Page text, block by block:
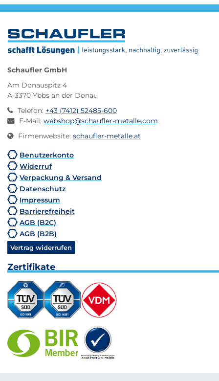
Werden diese Maße überschritten, erfolgt der Versand
automatisch per Spedition, wodurch höhere
Schaufler GmbH
Am Donauspitz 4
A-3370 Ybbs an der Donau
Telefon: +43 (7412) 52485-600
E-Mail: webshop@schaufler-metalle.com
Firmenwebsite: schaufler-metalle.at
Benutzerkonto
Widerruf
Verpackung & Versand
Datenschutz
Impressum
Barrierefreiheit
AGB (B2C)
AGB (B2B)
Vertrag widerrufen
Zertifikate